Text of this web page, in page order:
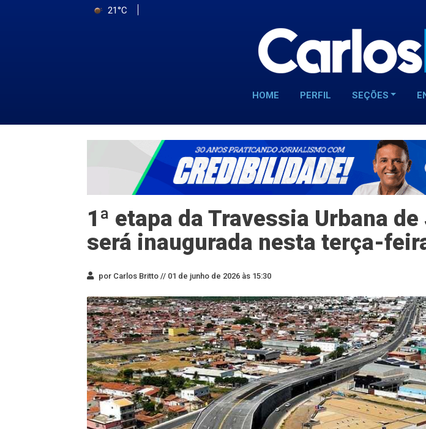
21°C
HOME PERFIL SEÇÕES
1ª etapa da Travessia Urbana
será inaugurada nesta terça-
por Carlos Britto // 01 de junho de 2026 às 15:30